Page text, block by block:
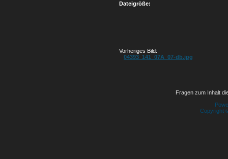
Dateigröße:
Vorheriges Bild:
04393_141_07A_07-db.jpg
Fragen zum Inhalt
Copyright